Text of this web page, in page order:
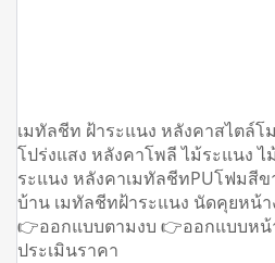
หลัง
เมทัลชีท ฝ้าระแนง หลังคาสไตล์โ
โปร่งแสง หลังคาโพลี ไม้ระแนง ไ
ระแนง หลังคาเมทัลชีทPUโฟมสี
บ้าน เมทัลชีทฝ้าระแนง นัดคุยหน้
👉ออกแบบตามงบ 👉ออกแบบห
ประเมินราคา